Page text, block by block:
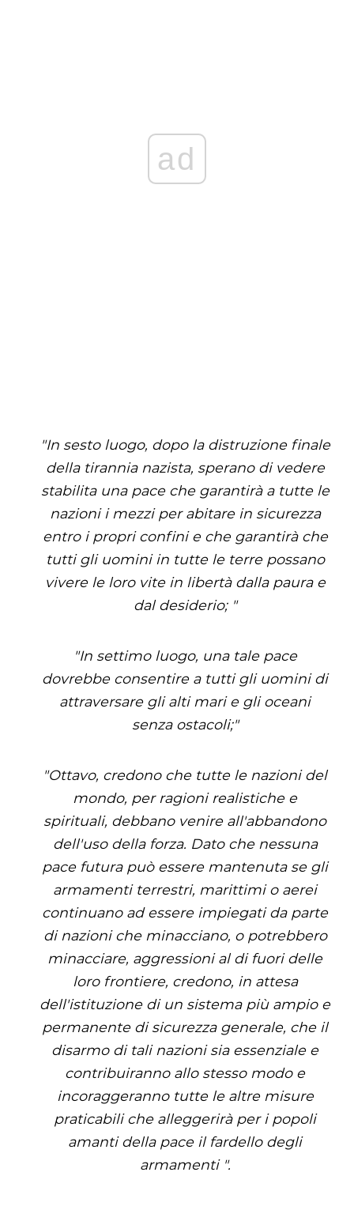
ad
"In sesto luogo, dopo la distruzione finale
della tirannia nazista, sperano di vedere
stabilita una pace che garantirà a tutte le
nazioni i mezzi per abitare in sicurezza
entro i propri confini e che garantirà che
tutti gli uomini in tutte le terre possano
vivere le loro vite in libertà dalla paura e
dal desiderio; "
"In settimo luogo, una tale pace
dovrebbe consentire a tutti gli uomini di
attraversare gli alti mari e gli oceani
senza ostacoli;"
"Ottavo, credono che tutte le nazioni del
mondo, per ragioni realistiche e
spirituali, debbano venire all'abbandono
dell'uso della forza. Dato che nessuna
pace futura può essere mantenuta se gli
armamenti terrestri, marittimi o aerei
continuano ad essere impiegati da parte
di nazioni che minacciano, o potrebbero
minacciare, aggressioni al di fuori delle
loro frontiere, credono, in attesa
dell'istituzione di un sistema più ampio e
permanente di sicurezza generale, che il
disarmo di tali nazioni sia essenziale e
contribuiranno allo stesso modo e
incoraggeranno tutte le altre misure
praticabili che alleggerirà per i popoli
amanti della pace il fardello degli
armamenti ".